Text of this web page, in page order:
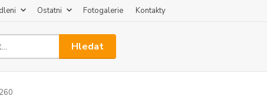
Ostatni Fotogalerie Kontakty
Hledat